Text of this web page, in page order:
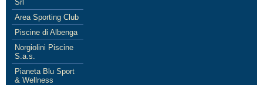
Srl
Area Sporting Club
Piscine di Albenga
Norgiolini Piscine
S.a.s.
Pianeta Blu Sport
& Wellness